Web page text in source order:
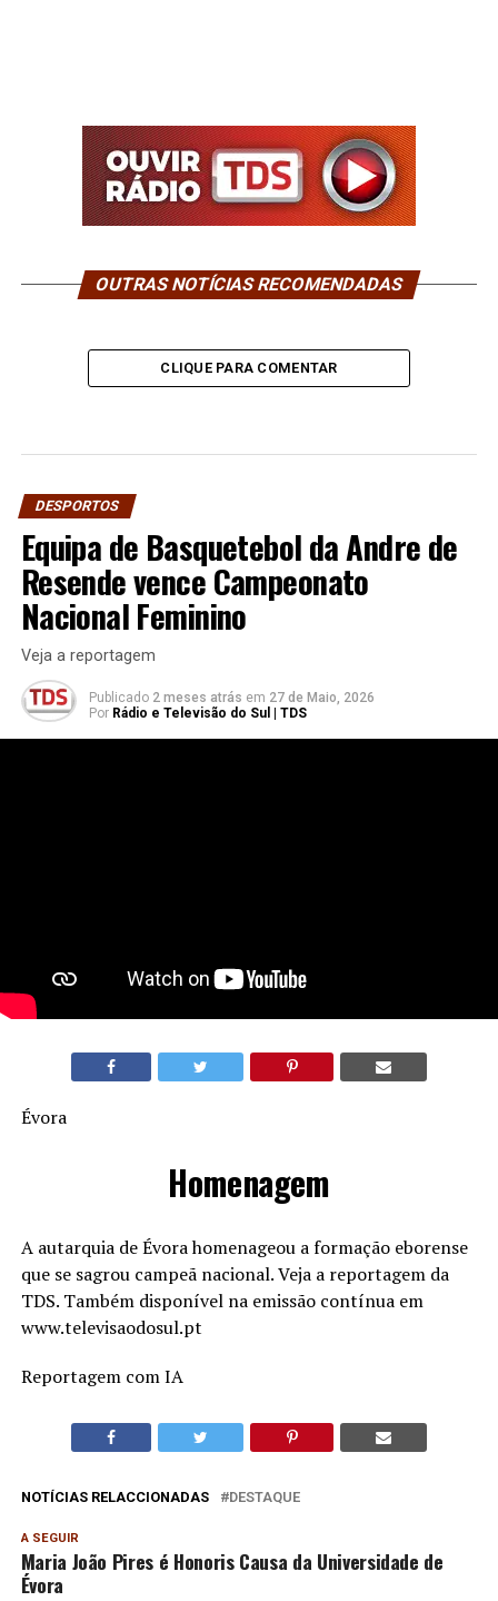
OUTRAS NOTÍCIAS RECOMENDADAS
CLIQUE PARA COMENTAR
DESPORTOS
Equipa de Basquetebol da Andre de
Resende vence Campeonato
Nacional Feminino
Veja a reportagem
Publicado 2 meses atrás em 27 de Maio, 2026
Por Rádio e Televisão do Sul | TDS
Évora
Homenagem
A autarquia de Évora homenageou a formação eborense
que se sagrou campeã nacional. Veja a reportagem da
TDS. Também disponível na emissão contínua em
www.televisaodosul.pt
Reportagem com IA
NOTÍCIAS RELACCIONADAS DESTAQUE
A SEGUIR
Maria João Pires é Honoris Causa da Universidade de
Évora